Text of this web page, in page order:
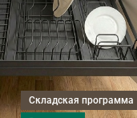
Складская программа